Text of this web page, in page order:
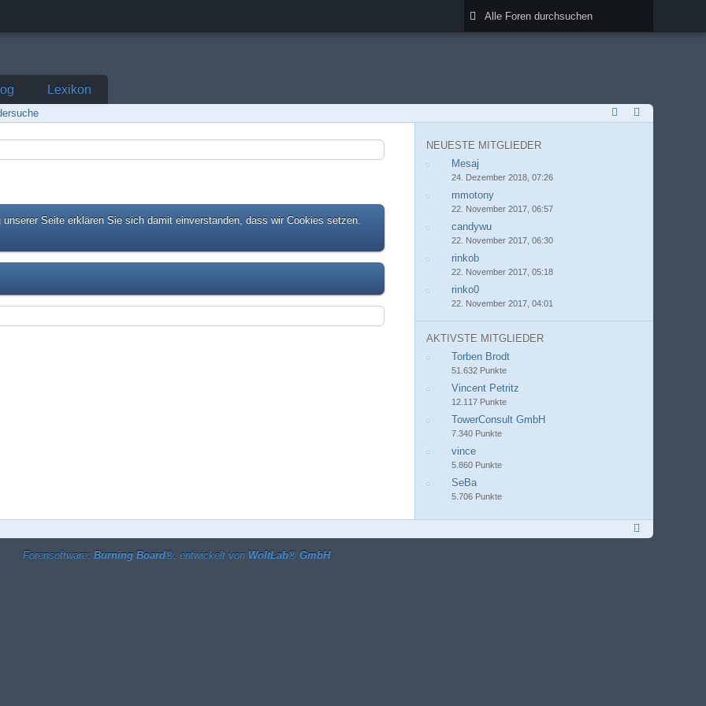
Lexikon
Seite erklären Sie sich damit einverstanden, dass wir Cookies setzen.
NEUESTE MITGLIEDER
Mesaj
24. Dezember 2018, 07:26
mmotony
22. November 2017, 06:57
candywu
22. November 2017, 06:30
rinkob
22. November 2017, 05:18
rinko0
22. November 2017, 04:01
AKTIVSTE MITGLIEDER
Torben Brodt
51.632 Punkte
Vincent Petritz
12.117 Punkte
TowerConsult GmbH
7.340 Punkte
vince
5.860 Punkte
SeBa
5.706 Punkte
Forensoftware: Burning Board®, entwickelt von WoltLab® GmbH